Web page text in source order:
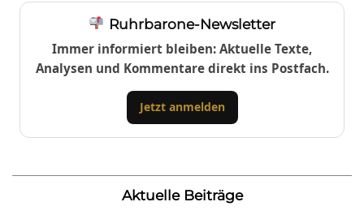
Ruhrbarone-Newsletter
Immer informiert bleiben: Aktuelle Texte,
Analysen und Kommentare direkt ins Postfach.
Jetzt anmelden
Aktuelle Beiträge